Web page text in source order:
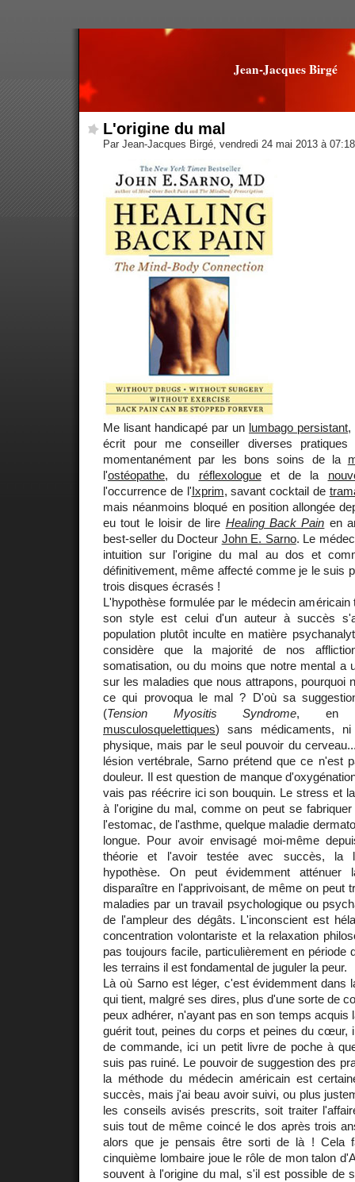
Jean-Jacques Birgé
L'origine du mal
Par Jean-Jacques Birgé, vendredi 24 mai 2013 à
Me lisant handicapé par un lumbago persistant,
écrit pour me conseiller diverses pratiques
momentanément par les bons soins de la
l'ostéopathe, du réflexologueet de la
l'occurrence de l'Ixprim, savant cocktail de
mais néanmoins bloqué en position allongée
eu tout le loisir de lire Healing Back Pain en
best-seller du Docteur John E. Sarno. Le
intuition sur l'origine du mal au dos et
définitivement, même affecté comme je le suis
trois disques écrasés !
L'hypothèse formulée par le médecin
son style est celui d'un auteur à succès
population plutôt inculte en matière
considère que la majorité de nos
somatisation, ou du moins que notre mental a
sur les maladies que nous attrapons, pourquoi
ce qui provoqua le mal ? D'où sa
(Tension Myositis Syndrome, en
musculosquelettiques) sans médicaments,
physique, mais par le seul pouvoir du
lésion vertébrale, Sarno prétend que ce n'est
douleur. Il est question de manque
vais pas réécrire ici son bouquin. Le stress et
à l'origine du mal, comme on peut se
l'estomac, de l'asthme, quelque maladie
longue. Pour avoir envisagé moi-même
théorie et l'avoir testée avec succès, la
hypothèse. On peut évidemment
disparaître en l'apprivoisant, de même on peut
maladies par un travail psychologique ou
de l'ampleur des dégâts. L'inconscient est
concentration volontariste et la relaxation
pas toujours facile, particulièrement en période
les terrains il est fondamental de juguler la peur.
Là où Sarno est léger, c'est évidemment dans
qui tient, malgré ses dires, plus d'une sorte de
peux adhérer, n'ayant pas en son temps acquis
guérit tout, peines du corps et peines du cœur,
de commande, ici un petit livre de poche à
suis pas ruiné. Le pouvoir de suggestion des
la méthode du médecin américain est
succès, mais j'ai beau avoir suivi, ou plus
les conseils avisés prescrits, soit traiter
suis tout de même coincé le dos après trois
alors que je pensais être sorti de là ! Cela
cinquième lombaire joue le rôle de mon talon
souvent à l'origine du mal, s'il est possible de